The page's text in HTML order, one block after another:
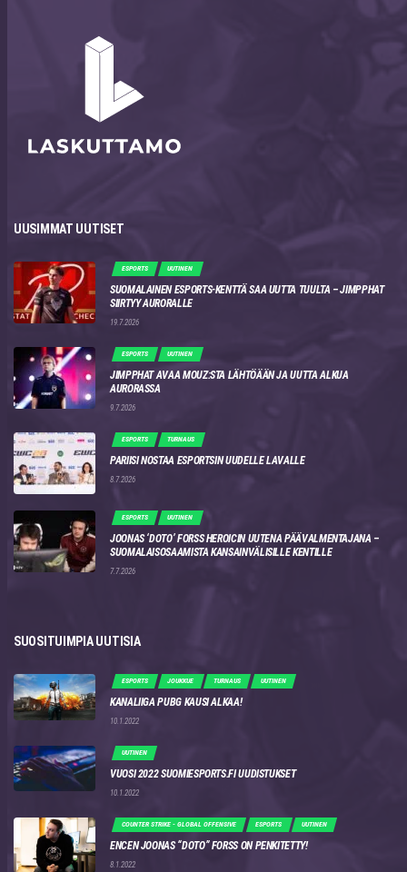
UUSIMMAT UUTISET
ESPORTS UUTINEN
SUOMALAINEN ESPORTS-KENTTÄ SAA UUTTA TUULTA – JIMPPHAT
SIIRTYY AURORALLE
19.7.2026
ESPORTS UUTINEN
JIMPPHAT AVAA MOUZ:STA LÄHTÖÄÄN JA UUTTA ALKUA
AURORASSA
9.7.2026
ESPORTS TURNAUS
PARIISI NOSTAA ESPORTSIN UUDELLE LAVALLE
8.7.2026
ESPORTS UUTINEN
JOONAS ‘DOTO’ FORSS HEROICIN UUTENA PÄÄVALMENTAJANA –
SUOMALAISOSAAMISTA KANSAINVÄLISILLE KENTILLE
7.7.2026
SUOSITUIMPIA UUTISIA
ESPORTS JOUKKUE TURNAUS UUTINEN
KANALIIGA PUBG KAUSI ALKAA!
10.1.2022
UUTINEN
VUOSI 2022 SUOMIESPORTS.FI UUDISTUKSET
10.1.2022
COUNTER STRIKE - GLOBAL OFFENSIVE ESPORTS UUTINEN
ENCEN JOONAS “DOTO” FORSS ON PENKITETTY!
8.1.2022